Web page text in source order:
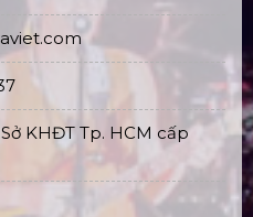
KHĐT Tp. HCM cấp